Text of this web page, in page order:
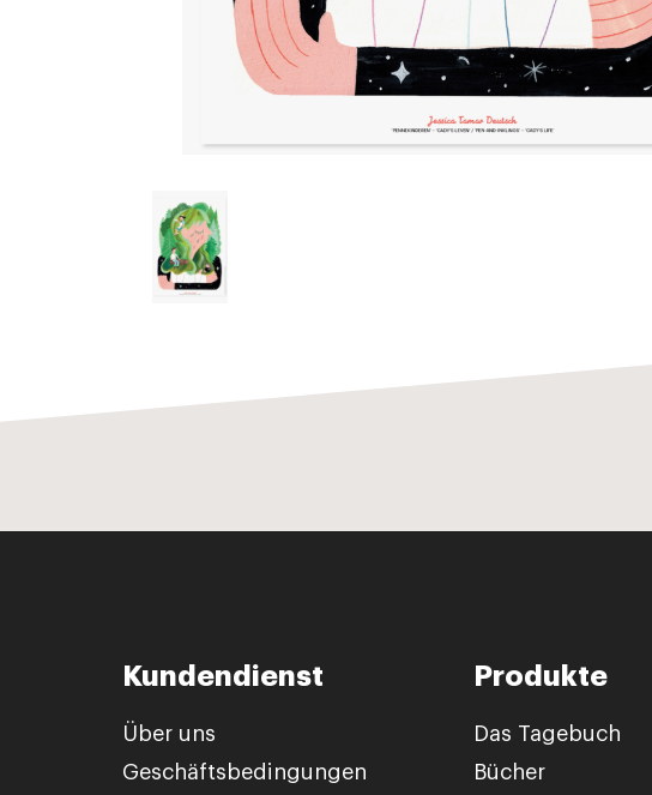
Kundendienst
Über uns
Geschäftsbedingungen
Produkte
Das Tagebuch
Bücher